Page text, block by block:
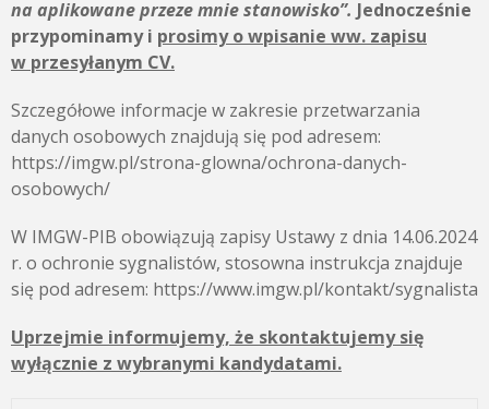
na aplikowane przeze mnie stanowisko”. Jednocześnie
przypominamy i prosimy o wpisanie ww. zapisu
w przesyłanym CV.
Szczegółowe informacje w zakresie przetwarzania
danych osobowych znajdują się pod adresem:
https://imgw.pl/strona-glowna/ochrona-danych-
osobowych/
W IMGW-PIB obowiązują zapisy Ustawy z dnia 14.06.2024
r. o ochronie sygnalistów, stosowna instrukcja znajduje
się pod adresem: https://www.imgw.pl/kontakt/sygnalista
Uprzejmie informujemy, że skontaktujemy się
wyłącznie z wybranymi kandydatami.